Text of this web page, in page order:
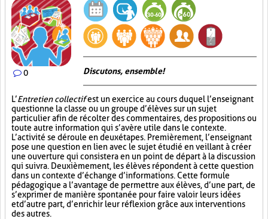
0 Discutons, ensemble!
L’Entretien collectifest un exercice au cours duquel l’enseignant
questionne la classe ou un groupe d’élèves sur un sujet
particulier afin de récolter des commentaires, des propositions ou
toute autre information qui s’avère utile dans le contexte.
L’activité se déroule en deux étapes. Premièrement, l’enseignant
pose une question en lien avec le sujet étudié en veillant à créer
une ouverture qui consistera en un point de départ à la discussion
qui suivra. Deuxièmement, les élèves répondent à cette question
dans un contexte d’échange d’informations. Cette formule
pédagogique a l’avantage de permettre aux élèves, d’une part, de
s’exprimer de manière spontanée pour faire valoir leurs idées
et d’autre part, d’enrichir leur réflexion grâce aux interventions
des autres.